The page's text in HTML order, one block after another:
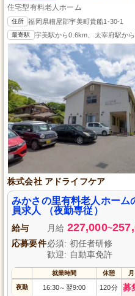
住宅型有料老人ホーム
住所 福岡県糟屋郡宇美町貴船1-30-1
最寄駅 宇美駅から0.6km、太宰府駅か
株式会社 アドライフケア
みかさの里有料老人ホーム
員求人 （夜勤専従）
給与 月給 227,000~
応募要件必須: 初任者研修
歓迎: 自動車免許
就業時間 休憩 月
夜勤 16:30～ 翌9:00 120分 募